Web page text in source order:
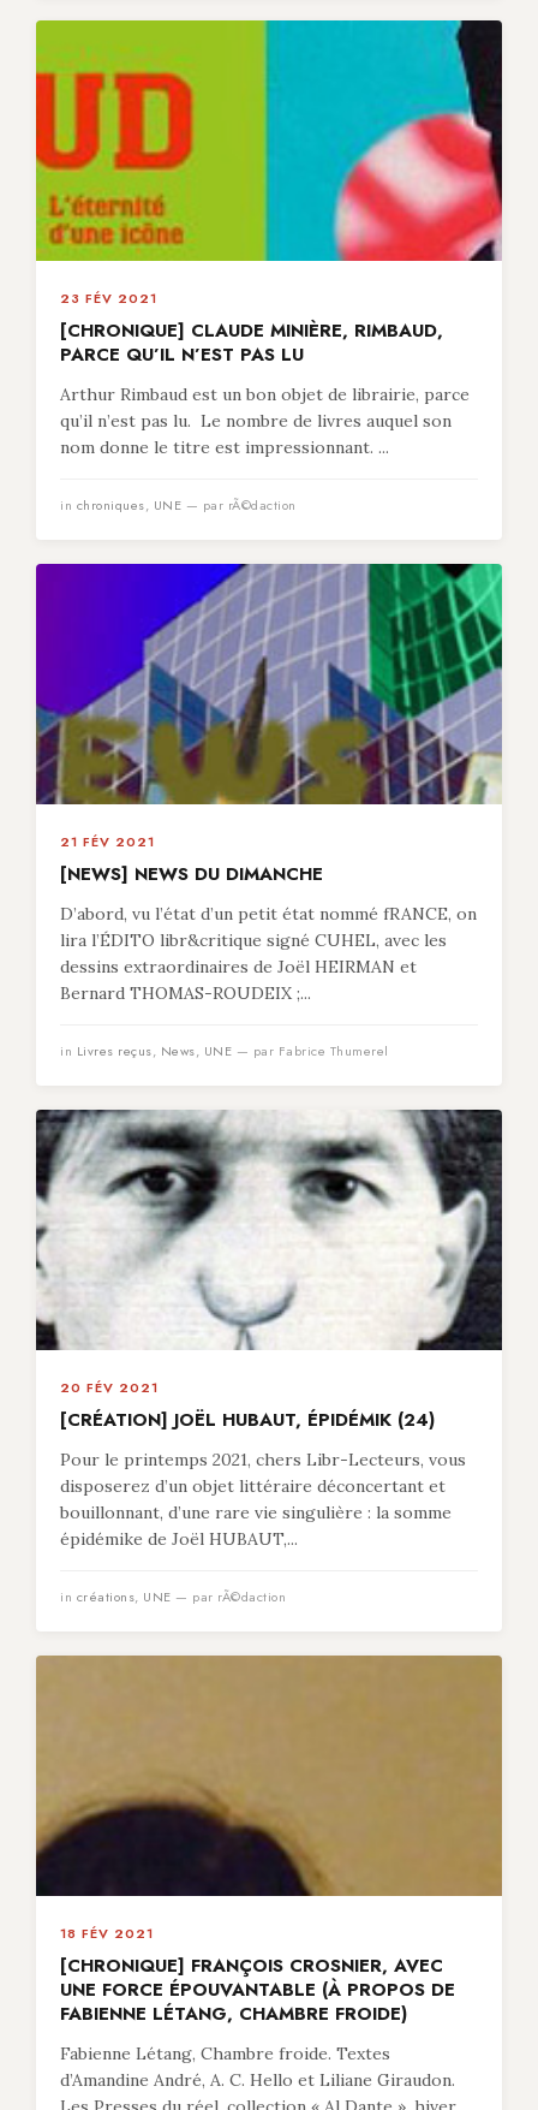
23 FÉV 2021
[CHRONIQUE] CLAUDE MINIÈRE, RIMBAUD,
PARCE QU’IL N’EST PAS LU
Arthur Rimbaud est un bon objet de librairie, parce
qu’il n’est pas lu. Le nombre de livres auquel son
nom donne le titre est impressionnant. ...
in chroniques, UNE — par rÃ©daction
21 FÉV 2021
[NEWS] NEWS DU DIMANCHE
D’abord, vu l’état d’un petit état nommé fRANCE, on
lira l’ÉDITO libr&critique signé CUHEL, avec les
dessins extraordinaires de Joël HEIRMAN et
Bernard THOMAS-ROUDEIX ;...
in Livres reçus, News, UNE — par Fabrice Thumerel
20 FÉV 2021
[CRÉATION] JOËL HUBAUT, ÉPIDÉMIK (24)
Pour le printemps 2021, chers Libr-Lecteurs, vous
disposerez d’un objet littéraire déconcertant et
bouillonnant, d’une rare vie singulière : la somme
épidémike de Joël HUBAUT,...
in créations, UNE — par rÃ©daction
18 FÉV 2021
[CHRONIQUE] FRANÇOIS CROSNIER, AVEC
UNE FORCE ÉPOUVANTABLE (À PROPOS DE
FABIENNE LÉTANG, CHAMBRE FROIDE)
Fabienne Létang, Chambre froide. Textes
d’Amandine André, A. C. Hello et Liliane Giraudon.